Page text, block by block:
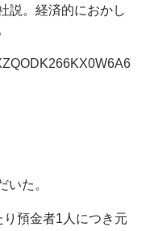
。経済的におかし
いた。
り預金者1人につき元